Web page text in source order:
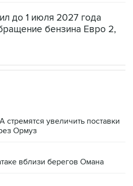
до 1 июля 2027 года
бензина Евро 2,
увеличить поставки
Ормуз
вблизи берегов Омана